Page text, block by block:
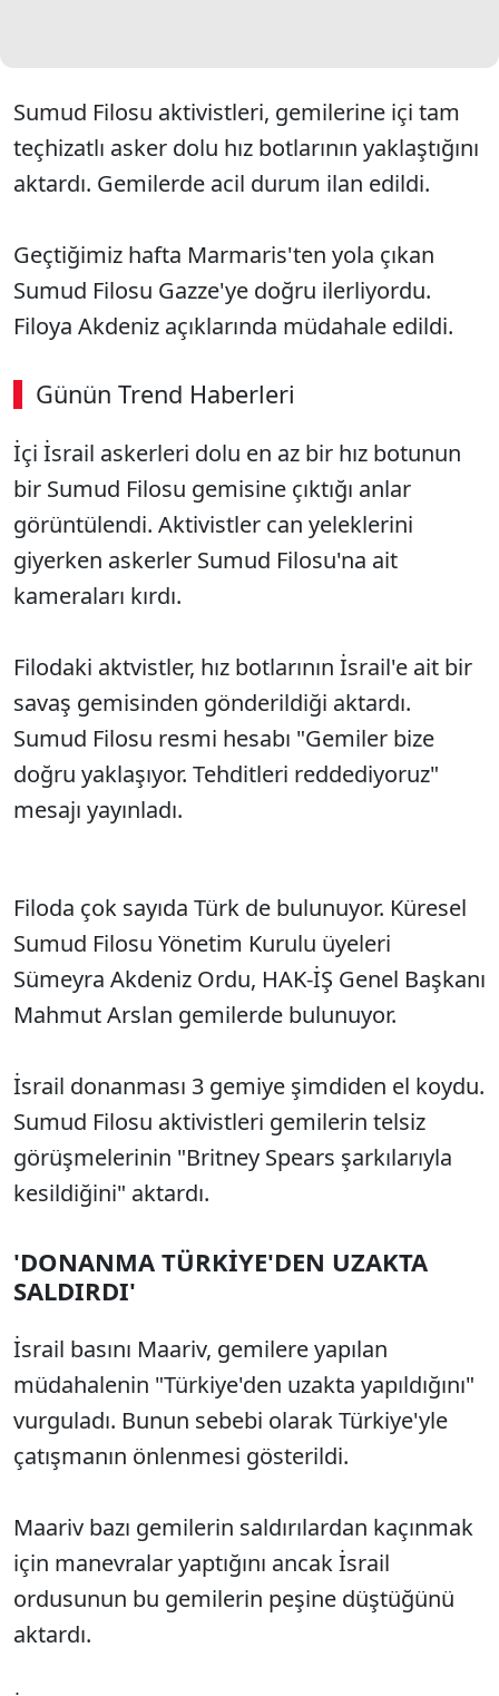
Sumud Filosu aktivistleri, gemilerine içi tam
teçhizatlı asker dolu hız botlarının yaklaştığını
aktardı. Gemilerde acil durum ilan edildi.
Geçtiğimiz hafta Marmaris'ten yola çıkan
Sumud Filosu Gazze'ye doğru ilerliyordu.
Filoya Akdeniz açıklarında müdahale edildi.
Günün Trend Haberleri
İçi İsrail askerleri dolu en az bir hız botunun
bir Sumud Filosu gemisine çıktığı anlar
görüntülendi. Aktivistler can yeleklerini
giyerken askerler Sumud Filosu'na ait
kameraları kırdı.
Filodaki aktvistler, hız botlarının İsrail'e ait bir
savaş gemisinden gönderildiği aktardı.
Sumud Filosu resmi hesabı "Gemiler bize
doğru yaklaşıyor. Tehditleri reddediyoruz"
mesajı yayınladı.
Filoda çok sayıda Türk de bulunuyor. Küresel
Sumud Filosu Yönetim Kurulu üyeleri
Sümeyra Akdeniz Ordu, HAK-İŞ Genel Başkanı
Mahmut Arslan gemilerde bulunuyor.
İsrail donanması 3 gemiye şimdiden el koydu.
Sumud Filosu aktivistleri gemilerin telsiz
görüşmelerinin "Britney Spears şarkılarıyla
kesildiğini" aktardı.
'DONANMA TÜRKİYE'DEN UZAKTA
SALDIRDI'
İsrail basını Maariv, gemilere yapılan
müdahalenin "Türkiye'den uzakta yapıldığını"
vurguladı. Bunun sebebi olarak Türkiye'yle
çatışmanın önlenmesi gösterildi.
Maariv bazı gemilerin saldırılardan kaçınmak
için manevralar yaptığını ancak İsrail
ordusunun bu gemilerin peşine düştüğünü
aktardı.